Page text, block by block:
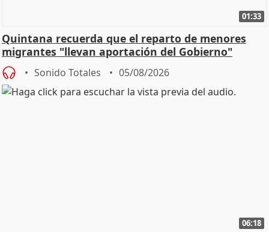
01:33
Quintana recuerda que el reparto de menores
migrantes "llevan aportación del Gobierno"
central
Sonido Totales 05/08/2026
06:18